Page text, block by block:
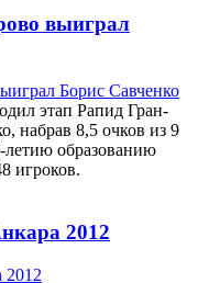
выиграл
этап Рапид Гран-
набрав 8,5 очков из 9
образованию
игроков.
2012